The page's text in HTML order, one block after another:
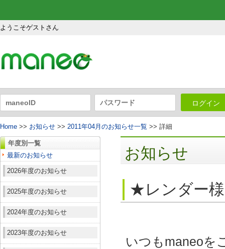
ようこそゲストさん
ログイン
Home >> お知らせ >> 2011年04月のお知らせ一覧 >> 詳細
年度別一覧
最新のお知らせ
2026年度のお知らせ
2025年度のお知らせ
2024年度のお知らせ
2023年度のお知らせ
お知らせ
★レンダー
いつもmaneoを